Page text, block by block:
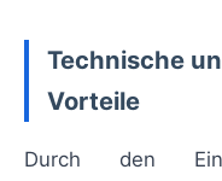
Technische
Vorteile
Durch den